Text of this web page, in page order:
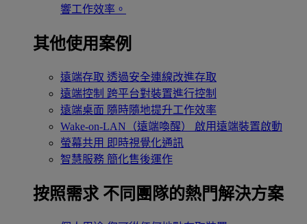
響工作效率。
其他使用案例
遠端存取 透過安全連線改進存取
遠端控制 跨平台對裝置進行控制
遠端桌面 隨時隨地提升工作效率
Wake-on-LAN（遠端喚醒）
啟用遠端裝置啟動
螢幕共用 即時視覺化通訊
智慧服務 簡化售後運作
按照需求 不同團隊的熱門解決方案